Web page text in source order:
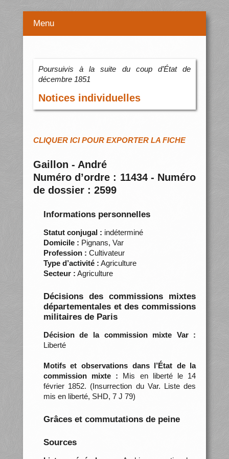
Menu
Poursuivis à la suite du coup d’État de
décembre 1851
Notices individuelles
CLIQUER ICI POUR EXPORTER LA FICHE
Gaillon - André
Numéro d’ordre : 11434 - Numéro
de dossier : 2599
Informations personnelles
Statut conjugal : indéterminé
Domicile : Pignans, Var
Profession : Cultivateur
Type d’activité : Agriculture
Secteur : Agriculture
Décisions des commissions mixtes
départementales et des commissions
militaires de Paris
Décision de la commission mixte Var :
Liberté
Motifs et observations dans l’État de la
commission mixte : Mis en liberté le 14
février 1852. (Insurrection du Var. Liste des
mis en liberté, SHD, 7 J 79)
Grâces et commutations de peine
Sources